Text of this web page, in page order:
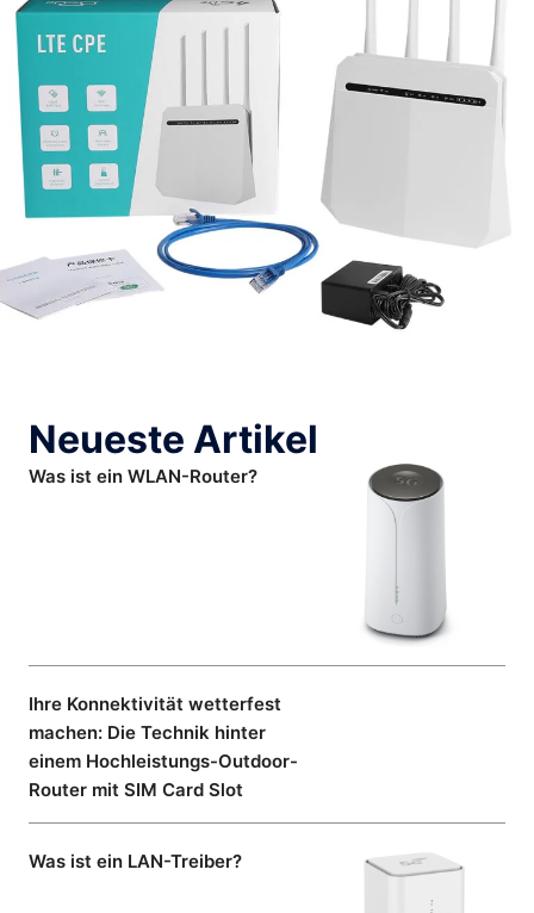
Neueste Artikel
Was ist ein WLAN-Router?
Ihre Konnektivität wetterfest
machen: Die Technik hinter
einem Hochleistungs-Outdoor-
Router mit SIM Card Slot
Was ist ein LAN-Treiber?